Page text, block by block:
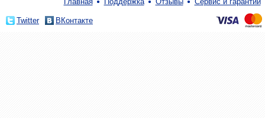
Twitter ВКонтакте